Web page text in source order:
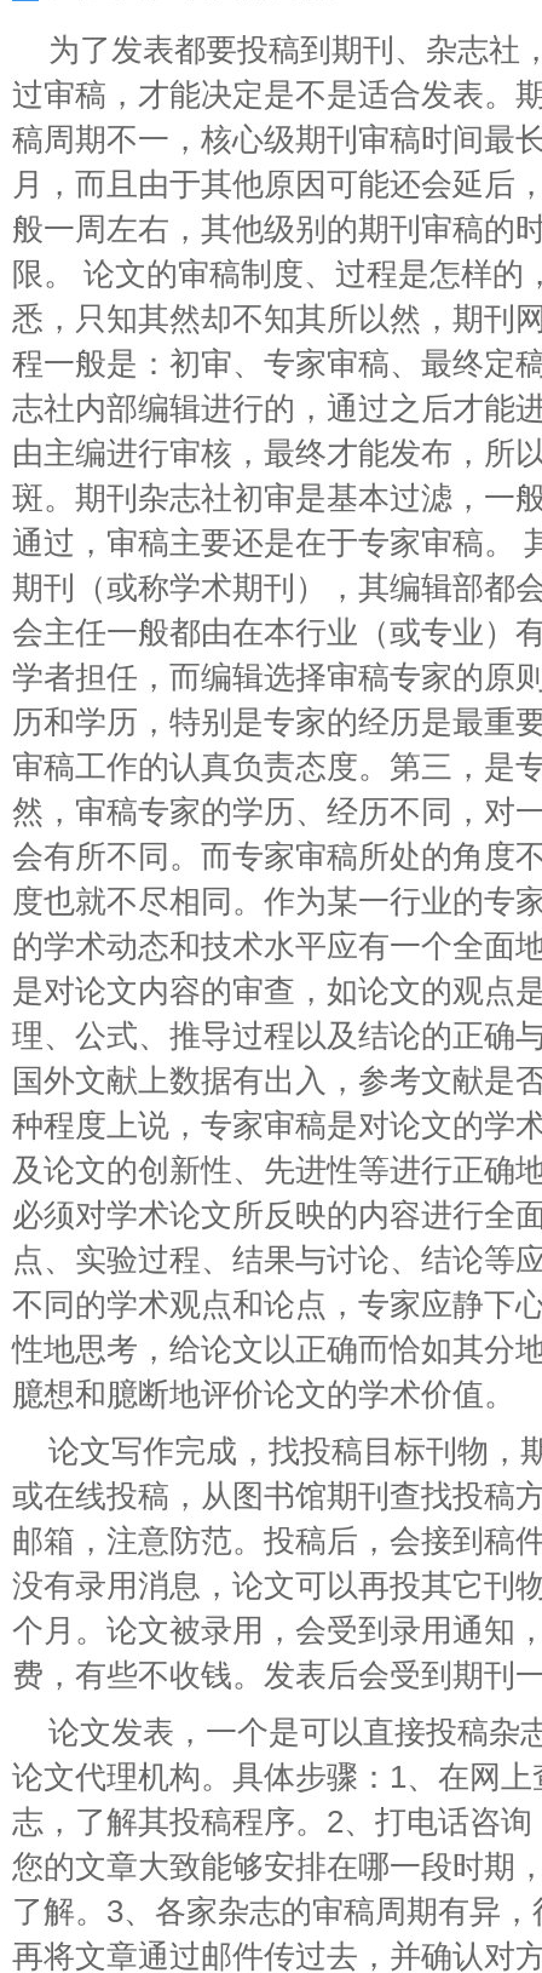
为了发表都要投稿到期刊、杂志社
过审稿，才能决定是不是适合发表。
稿周期不一，核心级期刊审稿时间最
月，而且由于其他原因可能还会延后
般一周左右，其他级别的期刊审稿的
限。 论文的审稿制度、过程是怎样的
悉，只知其然却不知其所以然，期刊
程一般是：初审、专家审稿、最终定
志社内部编辑进行的，通过之后才能
由主编进行审核，最终才能发布，所
斑。期刊杂志社初审是基本过滤，一
通过，审稿主要还是在于专家审稿。
期刊（或称学术期刊），其编辑部都
会主任一般都由在本行业（或专业）
学者担任，而编辑选择审稿专家的原
历和学历，特别是专家的经历是最重
审稿工作的认真负责态度。第三，是
然，审稿专家的学历、经历不同，对
会有所不同。而专家审稿所处的角度
度也就不尽相同。作为某一行业的专
的学术动态和技术水平应有一个全面
是对论文内容的审查，如论文的观点
理、公式、推导过程以及结论的正确
国外文献上数据有出入，参考文献是
种程度上说，专家审稿是对论文的学
及论文的创新性、先进性等进行正确
必须对学术论文所反映的内容进行全
点、实验过程、结果与讨论、结论等
不同的学术观点和论点，专家应静下
性地思考，给论文以正确而恰如其分
臆想和臆断地评价论文的学术价值。
论文写作完成，找投稿目标刊物，
或在线投稿，从图书馆期刊查找投稿
邮箱，注意防范。投稿后，会接到稿
没有录用消息，论文可以再投其它刊
个月。论文被录用，会受到录用通知
费，有些不收钱。发表后会受到期刊
论文发表，一个是可以直接投稿杂
论文代理机构。具体步骤：1、在网
志，了解其投稿程序。2、打电话咨
您的文章大致能够安排在哪一段时期
了解。3、各家杂志的审稿周期有异
再将文章通过邮件传过去，并确认对